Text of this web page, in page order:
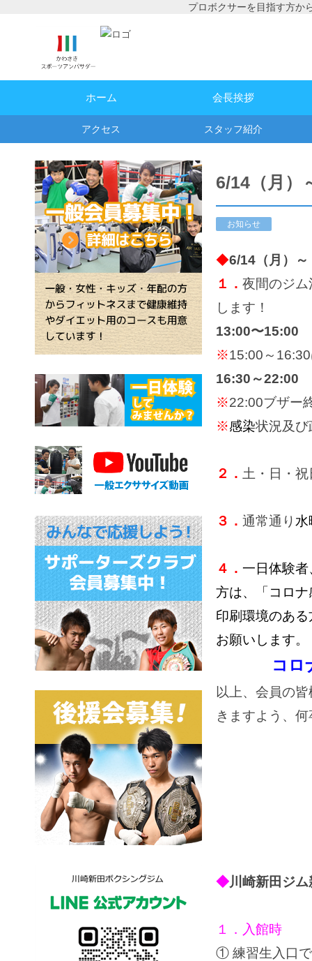
プロボクサーを目指す方か
ホーム 会長挨拶
アクセス スタッフ紹介
6/14（月）
お知らせ
◆6/14（月）
１． 夜間のジ
します！
13:00〜15:00
※15:00～
16:30～22:00
※22:00ブザー
※感染状況及
２． 土・日・
３． 通常通り 水
４． 一日体験
方は、「コロ
印刷環境のあ
お願いします。
コロ
以上、会員の
きますよう、
◆川崎新田ジ
１．入館時
① 練習生入口